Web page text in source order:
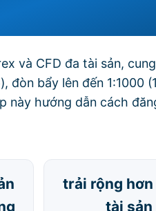
và CFD đa tài sản,
đòn bẩy lên đến 1:1000
này hướng dẫn cách
trải rộng hơn
tài sản